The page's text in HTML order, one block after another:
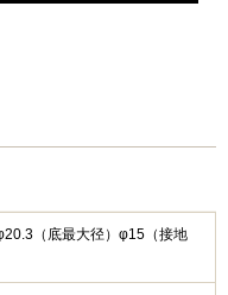
（底最大径）φ15（接地